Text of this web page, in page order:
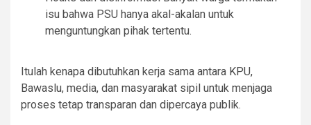
isu bahwa PSU hanya akal-akalan untuk
menguntungkan pihak tertentu.
Itulah kenapa dibutuhkan kerja sama antara KPU,
Bawaslu, media, dan masyarakat sipil untuk menjaga
proses tetap transparan dan dipercaya publik.